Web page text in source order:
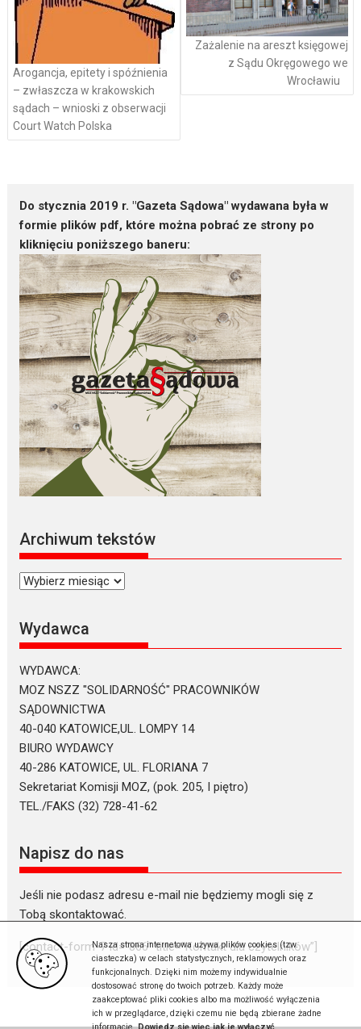
Nasza strona internetowa używa plików cookies (tzw.
ciasteczka) w celach statystycznych, reklamowych oraz
funkcjonalnych. Dzięki nim możemy indywidualnie
dostosować stronę do twoich potrzeb. Każdy może
zaakceptować pliki cookies albo ma możliwość wyłączenia
ich w przeglądarce, dzięki czemu nie będą zbierane żadne
Arogancja, epitety i spóźnienia
– zwłaszcza w krakowskich
sądach – wnioski z obserwacji
Court Watch Polska
Zażalenie na areszt księgowej
z Sądu Okręgowego we
Wrocławiu
Do stycznia 2019 r. "Gazeta Sądowa" wydawana była w
formie plików pdf, które można pobrać ze strony po
kliknięciu poniższego baneru:
Archiwum tekstów
Archiwum
Wydawca
WYDAWCA:
MOZ NSZZ "SOLIDARNOŚĆ" PRACOWNIKÓW
SĄDOWNICTWA
40-040 KATOWICE,UL. LOMPY 14
BIURO WYDAWCY
40-286 KATOWICE, UL. FLORIANA 7
Sekretariat Komisji MOZ, (pok. 205, I piętro)
TEL./FAKS (32) 728-41-62
Napisz do nas
Jeśli nie podasz adresu e-mail nie będziemy mogli się z
Tobą skontaktować.
[contact-form-7 id=”866″ title=”Kontakt dla czytelników”]